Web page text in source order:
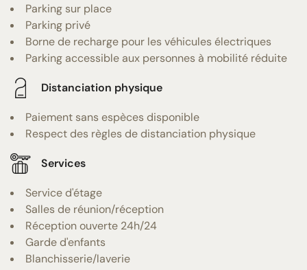
Parking sur place
Parking privé
Borne de recharge pour les véhicules électriques
Parking accessible aux personnes à mobilité réduite
Distanciation physique
Paiement sans espèces disponible
Respect des règles de distanciation physique
Services
Service d'étage
Salles de réunion/réception
Réception ouverte 24h/24
Garde d'enfants
Blanchisserie/laverie